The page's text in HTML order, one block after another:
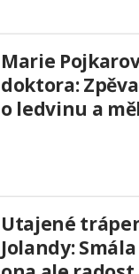
Marie
doktora:
o ledvinu a
Utajené
Jolandy: